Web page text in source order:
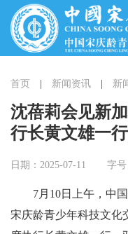
首页 新闻资讯 新
沈蓓莉会见新
行长黄文雄一行
日期：2025-07-11 字号
7月10日上午，中
宋庆龄青少年科技文化